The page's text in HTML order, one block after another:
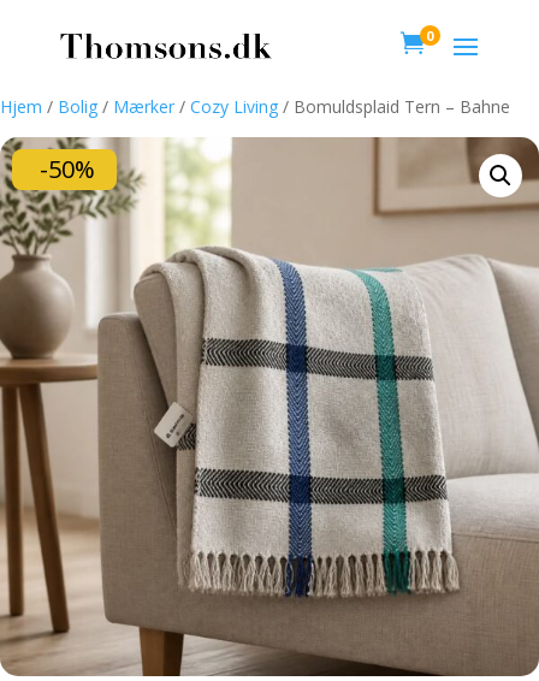
0
Hjem / Bolig / Mærker / Cozy Living / Bomuldsplaid Tern – Bahne
-50%